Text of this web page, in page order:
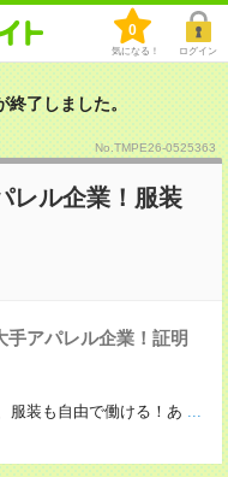
0
気になる！ ログイン
了しました。
No.TMPE26-0525363
レル企業！服装
手アパレル企業！証明
服装も自由で働ける！あ ...